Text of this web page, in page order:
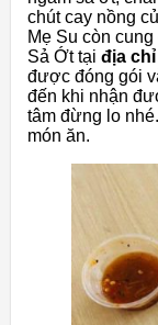
chút cay nồng
Mẹ Su còn
Sả Ớt tại địa
được đóng gói
đến khi nhận
tâm đừng lo
món ăn.